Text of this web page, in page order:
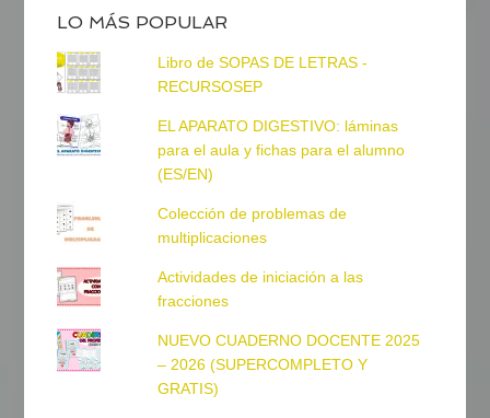
LO MÁS POPULAR
Libro de SOPAS DE LETRAS -
RECURSOSEP
EL APARATO DIGESTIVO: láminas
para el aula y fichas para el alumno
(ES/EN)
Colección de problemas de
multiplicaciones
Actividades de iniciación a las
fracciones
NUEVO CUADERNO DOCENTE 2025
– 2026 (SUPERCOMPLETO Y
GRATIS)